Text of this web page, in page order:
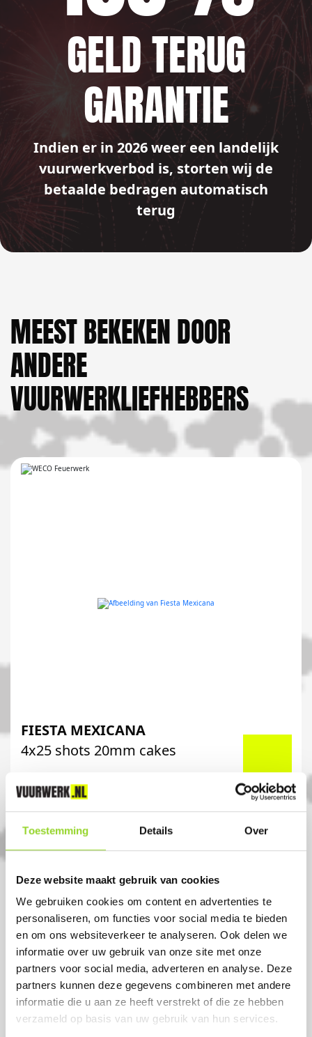
Toestemming Details Over
Deze website maakt gebruik van cookies
We gebruiken cookies om content en advertenties te
personaliseren, om functies voor social media te bieden
en om ons websiteverkeer te analyseren. Ook delen we
informatie over uw gebruik van onze site met onze
partners voor social media, adverteren en analyse. Deze
partners kunnen deze gegevens combineren met andere
informatie die u aan ze heeft verstrekt of die ze hebben
verzameld op basis van uw gebruik van hun services.
GELD TERUG
GARANTIE
Indien er in 2026 weer een landelijk
vuurwerkverbod is, storten wij de
betaalde bedragen automatisch
terug
MEEST BEKEKEN DOOR
ANDERE
VUURWERKLIEFHEBBERS
FIESTA MEXICANA
4x25 shots 20mm cakes
Artikelnummer: DE7070
€ 89,99 € 75,-